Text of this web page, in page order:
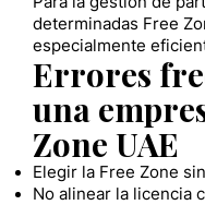
determinadas Free
especialmente
Errores
una
Zone UAE
Elegir la Free Zone
No alinear la licencia